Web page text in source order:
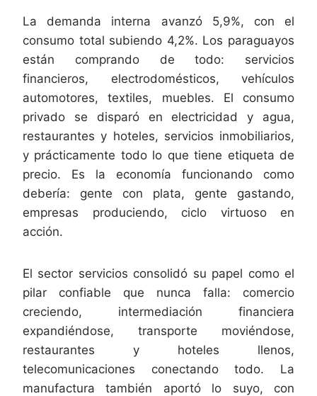
La demanda interna avanzó 5,9%, con el
consumo total subiendo 4,2%. Los paraguayos
están comprando de todo: servicios
financieros, electrodomésticos, vehículos
automotores, textiles, muebles. El consumo
privado se disparó en electricidad y agua,
restaurantes y hoteles, servicios inmobiliarios,
y prácticamente todo lo que tiene etiqueta de
precio. Es la economía funcionando como
debería: gente con plata, gente gastando,
empresas produciendo, ciclo virtuoso en
acción.
El sector servicios consolidó su papel como el
pilar confiable que nunca falla: comercio
creciendo, intermediación financiera
expandiéndose, transporte moviéndose,
restaurantes y hoteles llenos,
telecomunicaciones conectando todo. La
manufactura también aportó lo suyo, con